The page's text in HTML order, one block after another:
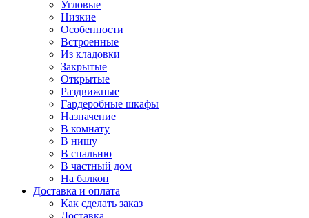
Угловые
Низкие
Особенности
Встроенные
Из кладовки
Закрытые
Открытые
Раздвижные
Гардеробные шкафы
Назначение
В комнату
В нишу
В спальню
В частный дом
На балкон
Доставка и оплата
Как сделать заказ
Доставка